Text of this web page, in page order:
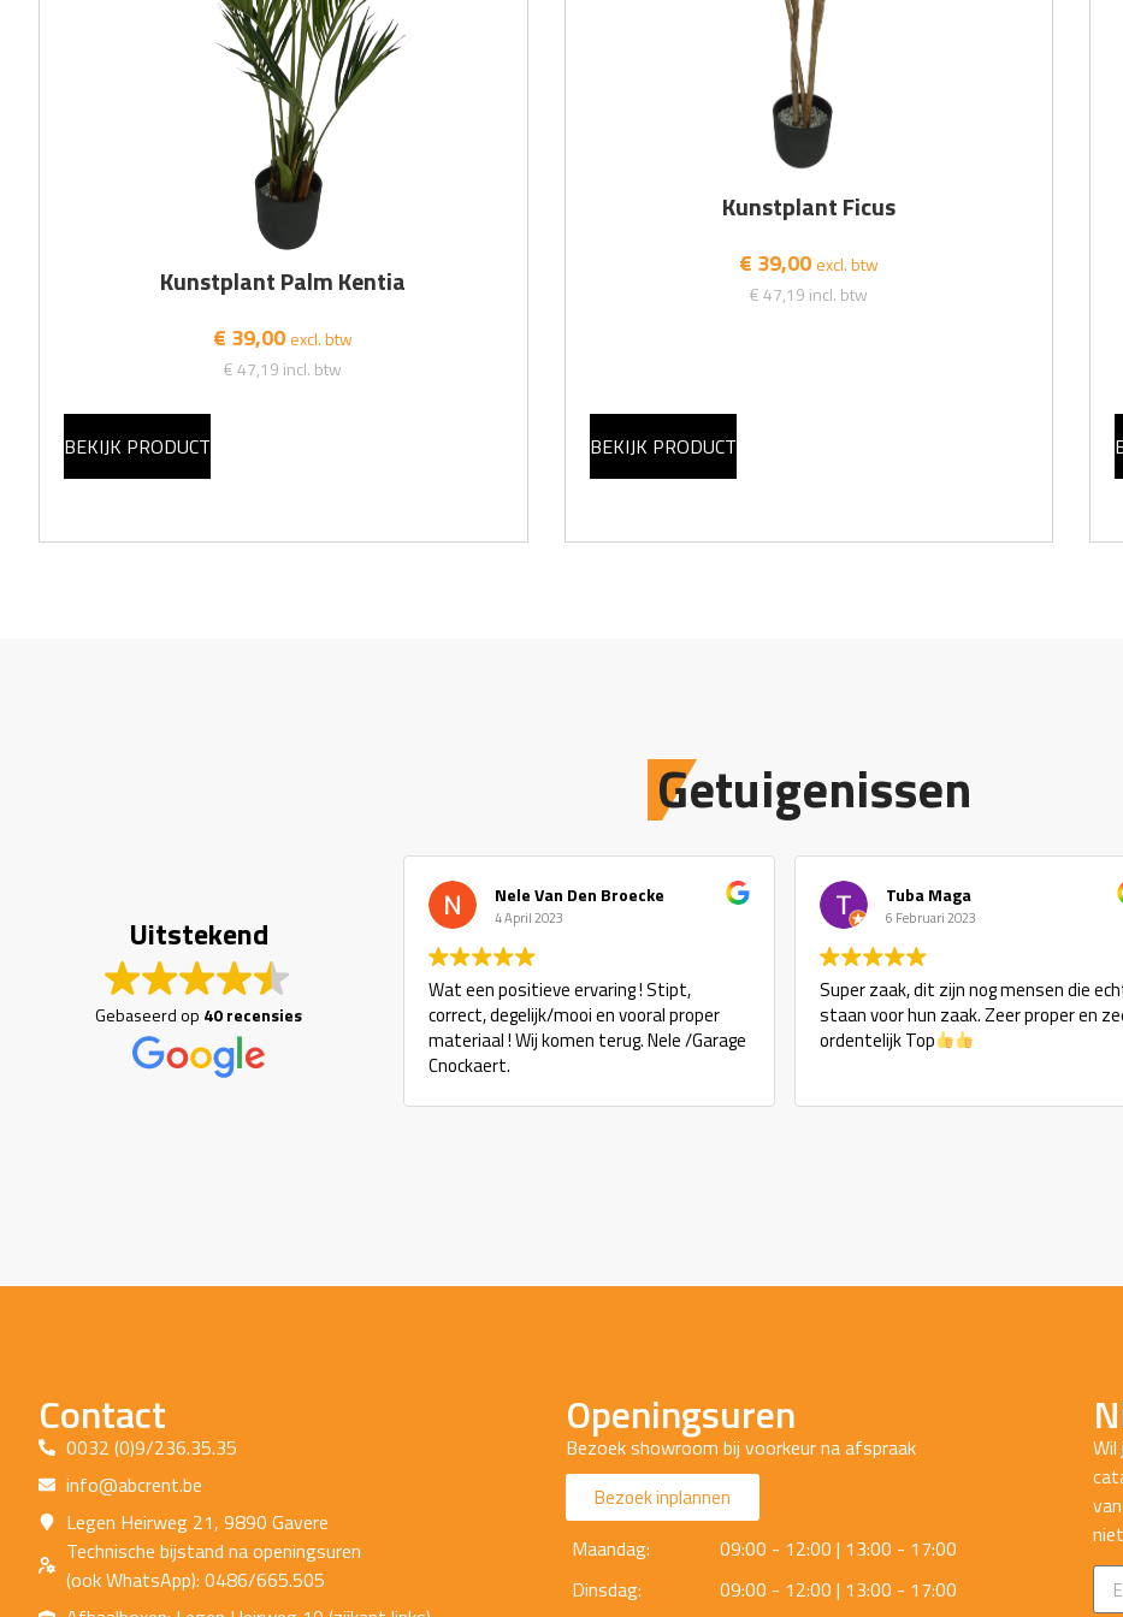
Kunstplant Palm Kentia
€ 39,00 excl. btw
€ 47,19 incl. btw
BEKIJK PRODUCT
Kunstplant Ficus
€ 39,00 excl. btw
€ 47,19 incl. btw
BEKIJK PRODUCT
Getuigenissen
Uitstekend
Gebaseerd op 40 recensies
Nele Van Den Broecke
4 April 2023
Wat een positieve ervaring ! Stipt,
correct, degelijk/mooi en vooral proper
materiaal ! Wij komen terug. Nele /Garage
Cnockaert.
Tuba Maga
6 Februari 2023
Super zaak, dit zijn nog mensen die
staan voor hun zaak. Zeer proper en
ordentelijk Top
Contact
0032 (0)9/236.35.35
info@abcrent.be
Legen Heirweg 21, 9890 Gavere
Technische bijstand na openingsuren
(ook WhatsApp): 0486/665.505
Openingsuren
Bezoek showroom bij voorkeur na afspraak
Bezoek inplannen
Maandag:
09:00 - 12:00 | 13:00 - 17:00
Dinsdag:
09:00 - 12:00 | 13:00 - 17:00